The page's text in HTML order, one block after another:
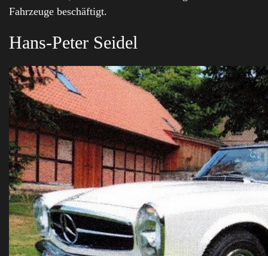
Fahrzeuge beschäftigt.
Hans-Peter Seidel